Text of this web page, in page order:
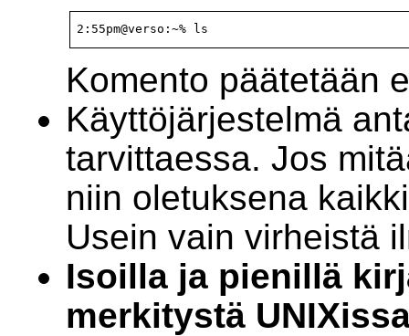
2:55pm@verso:~% ls
Komento päätetään
Käyttöjärjestelmä
tarvittaessa. Jos
niin oletuksena
Usein vain virheistä
Isoilla ja pienillä
merkitystä